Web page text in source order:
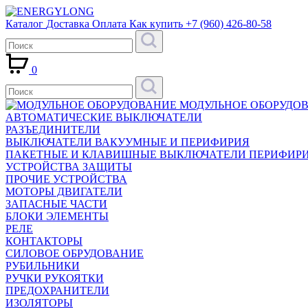
Каталог Доставка Оплата Как купить +7 (960) 426-80-58
0
МОДУЛЬНОЕ
АВТОМАТИЧЕСКИЕ ВЫКЛЮЧАТЕЛИ
РАЗЪЕДИНИТЕЛИ
ВЫКЛЮЧАТЕЛИ ВАКУУМНЫЕ И ПЕРИФИРИЯ
ПАКЕТНЫЕ И КЛАВИШНЫЕ ВЫКЛЮЧАТЕЛИ
УСТРОЙСТВА ЗАЩИТЫ
ПРОЧИЕ УСТРОЙСТВА
МОТОРЫ ДВИГАТЕЛИ
ЗАПАСНЫЕ ЧАСТИ
БЛОКИ ЭЛЕМЕНТЫ
РЕЛЕ
КОНТАКТОРЫ
СИЛОВОЕ ОБРУДОВАНИЕ
РУБИЛЬНИКИ
РУЧКИ РУКОЯТКИ
ПРЕДОХРАНИТЕЛИ
ИЗОЛЯТОРЫ